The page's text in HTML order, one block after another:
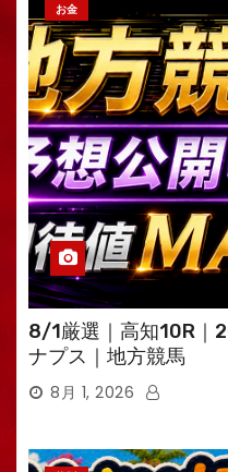
お金
8/1厳選｜高知10R｜
ナプス｜地方競馬
8月 1, 2026